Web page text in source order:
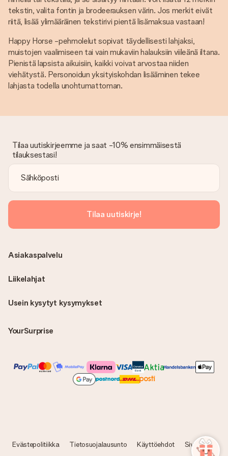
tekstin, valita fontin ja brodeerauksen värin. Jos merkit eivät
riitä, lisää ylimääräinen tekstirivi pientä lisämaksua vastaan!
Happy Horse -pehmolelut sopivat täydellisesti lahjaksi,
muistojen vaalimiseen tai vain mukaviin halauksiin viileänä iltana.
Pienistä lapsista aikuisiin, kaikki voivat arvostaa niiden
viehätystä. Personoidun yksityiskohdan lisääminen tekee
lahjasta todella unohtumattoman.
Tilaa uutiskirjeemme ja saat -10% ensimmäisestä
tilauksestasi!
Tilaa uutiskirje!
Usein kysytyt kysymykset
YourSurprise
Asiakaspalvelu
Liikelahjat
Evästepolitiikka Tietosuojalausunto Käyttöehdot Sivukartta